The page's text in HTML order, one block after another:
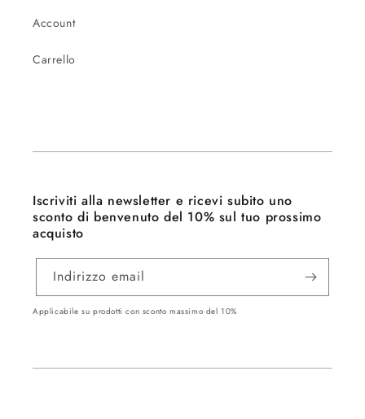
Account
Carrello
Iscriviti alla newsletter e ricevi subito uno
sconto di benvenuto del 10% sul tuo prossimo
acquisto
Indirizzo email
Applicabile su prodotti con sconto massimo del 10%